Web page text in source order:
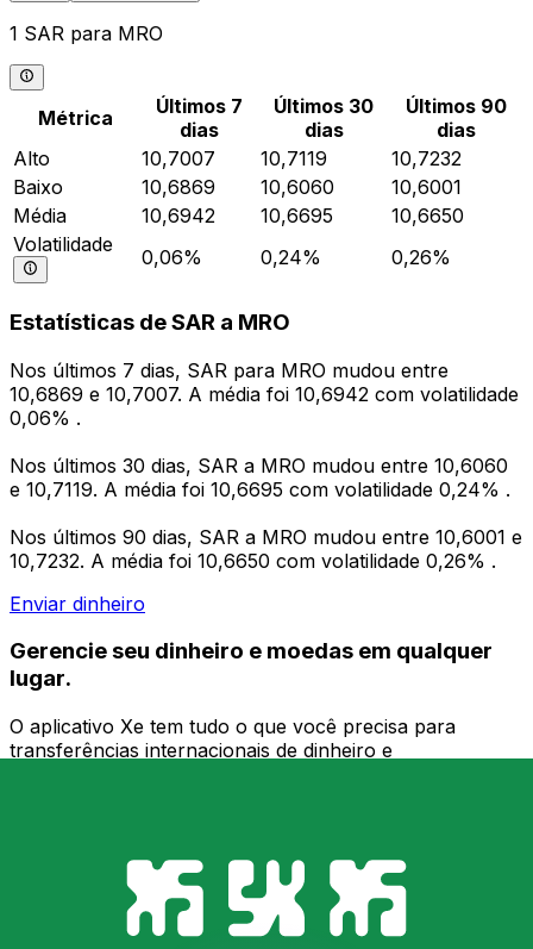
1 SAR para MRO
Métrica
Últimos 7
dias
Últimos 30
dias
Últimos 90
dias
Alto
10,7007 10,7119
10,7232
Baixo
10,6869 10,6060
10,6001
Média
10,6942 10,6695
10,6650
Volatilidade
0,06% 0,24% 0,26%
Estatísticas de SAR a MRO
Nos últimos 7 dias, SAR para MRO mudou entre
10,6869 e 10,7007. A média foi 10,6942 com volatilidade
0,06% .
Nos últimos 30 dias, SAR a MRO mudou entre 10,6060
e 10,7119. A média foi 10,6695 com volatilidade 0,24% .
Nos últimos 90 dias, SAR a MRO mudou entre 10,6001 e
10,7232. A média foi 10,6650 com volatilidade 0,26% .
Enviar dinheiro
Gerencie seu dinheiro e moedas em qualquer
lugar.
O aplicativo Xe tem tudo o que você precisa para
transferências internacionais de dinheiro e